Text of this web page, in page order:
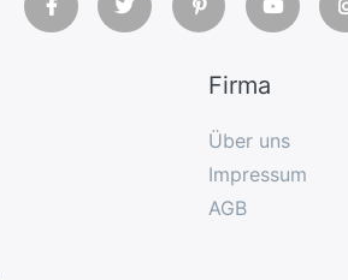
Firma
Über uns
Impressum
AGB